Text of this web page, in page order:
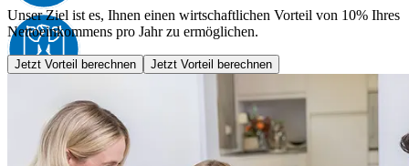
Unser Ziel ist es, Ihnen einen wirtschaftlichen Vorteil von 10% Ihres
Nettoeinkommens pro Jahr zu ermöglichen.
Jetzt Vorteil berechnen Jetzt Vorteil berechnen